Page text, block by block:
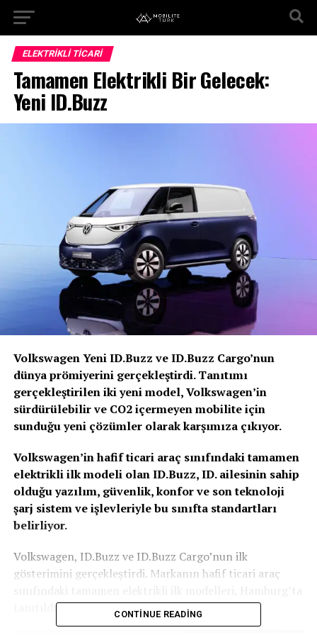
ELEKTRIKLI TICARI
Tamamen Elektrikli Bir Gelecek:
Yeni ID.Buzz
Volkswagen Yeni ID.Buzz ve ID.Buzz Cargo’nun
dünya prömiyerini gerçekleştirdi. Tanıtımı
gerçekleştirilen iki yeni model, Volkswagen’in
sürdürülebilir ve CO2 içermeyen mobilite için
sunduğu yeni çözümler olarak karşımıza çıkıyor.
Volkswagen’in hafif ticari araç sınıfındaki tamamen
elektrikli ilk modeli olan ID.Buzz, ID. ailesinin sahip
olduğu yazılım, güvenlik, konfor ve son teknoloji
şarj sistem ve işlevleriyle bu sınıfta standartları
belirliyor.
Volkswagen, ID.Buzz ve ID.Buzz Cargo’nun ilk
gösterimini gerçekleştirdi. Markanın hafif ticari araç
tanıtıldı.
CONTINUE READING